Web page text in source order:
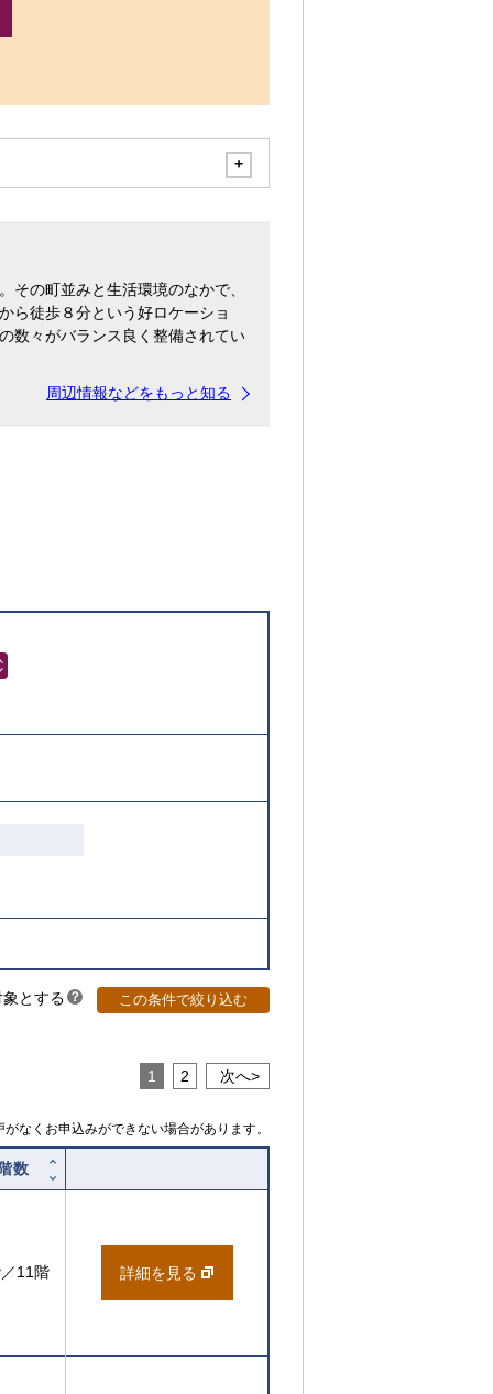
の町並みと生活環境のなかで、
ら徒歩８分という好ロケーショ
数々がバランス良く整備されてい
周辺情報などをもっと知る
とする ？ この条件で絞り込む
1 2 次へ
なくお申込みができない場合があります。
数
11階 詳細を見る